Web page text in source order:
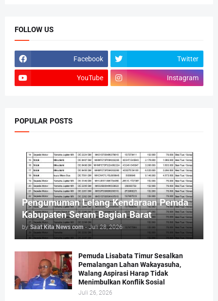
FOLLOW US
Facebook Twitter
YouTube Instagram
POPULAR POSTS
Pengumuman Lelang Kendaraan Pemda
Kabupaten Seram Bagian Barat
by Saat Kita News com - Juli 28, 2026
Pemuda Lisabata Timur Sesalkan
Pemalangan Lahan Wakayasuha,
Walang Aspirasi Harap Tidak
Menimbulkan Konflik Sosial
Juli 26, 2026